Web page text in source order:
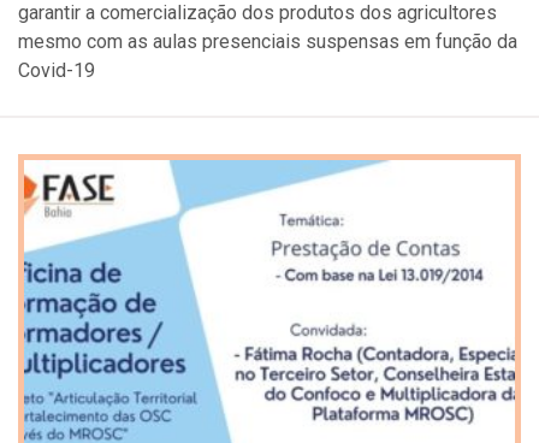
garantir a comercialização dos produtos dos agricultores
mesmo com as aulas presenciais suspensas em função da
Covid-19